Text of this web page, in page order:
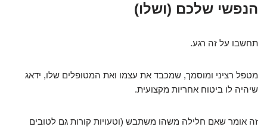
הנפשי שלכם (ושלו)
תחשבו על זה רגע.
מטפל רציני ומוסמך, שמכבד את עצמו ואת המטופלים שלו, ידאג
שיהיה לו ביטוח אחריות מקצועית.
זה אומר שאם חלילה משהו משתבש (וטעויות קורות גם לטובים